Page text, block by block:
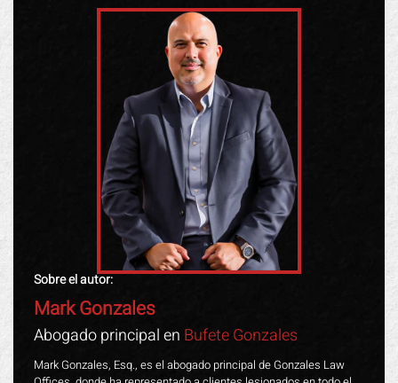
Sobre el autor:
Mark Gonzales
Abogado principal en Bufete Gonzales
Mark Gonzales, Esq., es el abogado principal de Gonzales Law